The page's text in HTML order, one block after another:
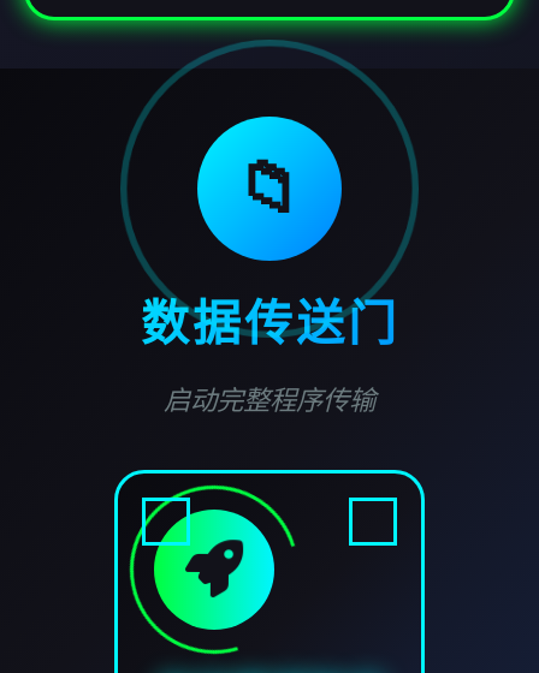
📁
数据传送门
启动完整程序传输